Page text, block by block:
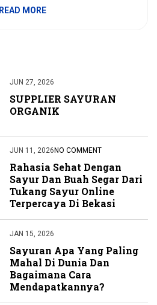
READ MORE
JUN 27, 2026
SUPPLIER SAYURAN
ORGANIK
JUN 11, 2026 NO COMMENT
Rahasia Sehat Dengan
Sayur Dan Buah Segar Dari
Tukang Sayur Online
Terpercaya Di Bekasi
JAN 15, 2026
Sayuran Apa Yang Paling
Mahal Di Dunia Dan
Bagaimana Cara
Mendapatkannya?